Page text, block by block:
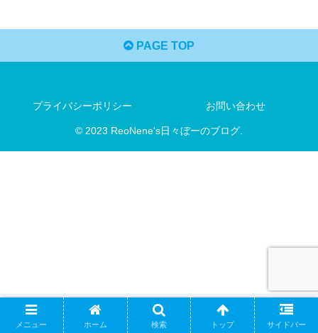
PAGE TOP
プライバシーポリシー お問い合わせ
© 2023 ReoNene's日々ぼーのブログ.
メニュー ホーム 検索 トップ サイドバー